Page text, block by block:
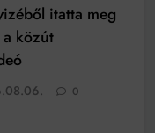
itatta meg
közút
0